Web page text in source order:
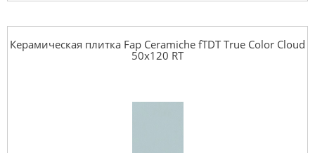
Керамическая плитка Fap Ceramiche fTDT True Color Cloud
50x120 RT